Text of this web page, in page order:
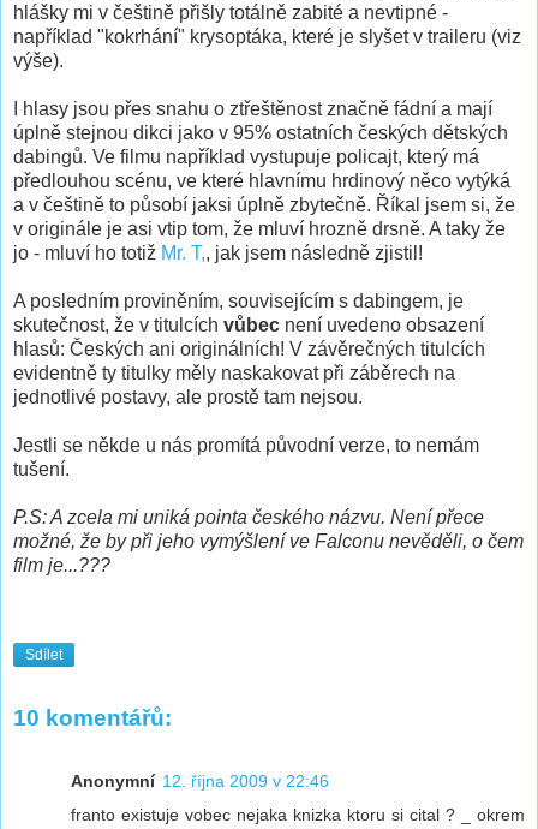
hlášky mi v češtině přišly totálně zabité a nevtipné -
například "kokrhání" krysoptáka, které je slyšet v traileru (viz
výše).
I hlasy jsou přes snahu o ztřeštěnost značně fádní a mají
úplně stejnou dikci jako v 95% ostatních českých dětských
dabingů. Ve filmu například vystupuje policajt, který má
předlouhou scénu, ve které hlavnímu hrdinový něco vytýká
a v češtině to působí jaksi úplně zbytečně. Říkal jsem si, že
v originále je asi vtip tom, že mluví hrozně drsně. A taky že
jo - mluví ho totiž Mr. T,, jak jsem následně zjistil!
A posledním proviněním, souvisejícím s dabingem, je
skutečnost, že v titulcích vůbec není uvedeno obsazení
hlasů: Českých ani originálních! V závěrečných titulcích
evidentně ty titulky měly naskakovat při záběrech na
jednotlivé postavy, ale prostě tam nejsou.
Jestli se někde u nás promítá původní verze, to nemám
tušení.
P.S: A zcela mi uniká pointa českého názvu. Není přece
možné, že by při jeho vymýšlení ve Falconu nevěděli, o čem
film je...???
Sdílet
10 komentářů:
Anonymní 12. října 2009 v 22:46
franto existuje vobec nejaka knizka ktoru si cital ? _ okrem